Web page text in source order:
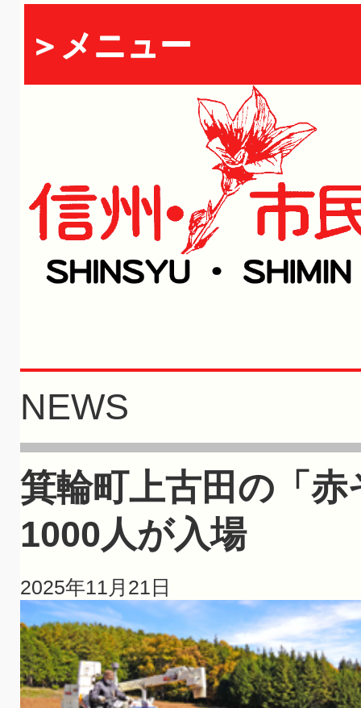
＞メニュー
NEWS
箕輪町上古田の「
1000人が入場
2025年11月21日